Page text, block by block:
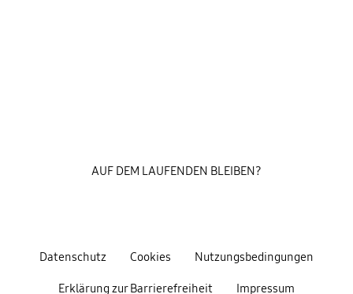
Datenschutz Cookies Nutzungsbedingungen
Erklärung zur Barrierefreiheit Impressum
AUF DEM LAUFENDEN BLEIBEN?